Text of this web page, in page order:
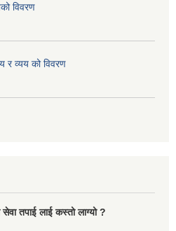
विवरण
र व्यय को विवरण
सेवा तपाई लाई कस्तो लाग्यो ?